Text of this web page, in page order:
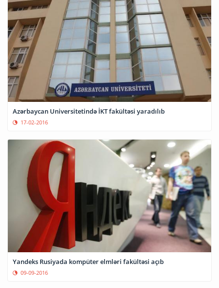
Azərbaycan Universitetində İKT fakültəsi yaradılıb
17-02-2016
Yandeks Rusiyada kompüter elmləri fakültəsi açıb
09-09-2016